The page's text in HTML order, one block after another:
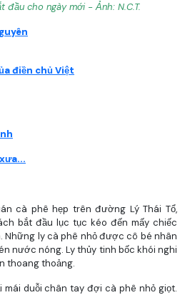
đầu cho ngày mới - Ảnh: N.C.T.
điền chủ Việt
cà phê hẹp trên đường Lý Thái Tổ,
bắt đầu lục tục kéo đến mấy chiếc
Những ly cà phê nhỏ được cô bé nhân
nước nóng. Ly thủy tinh bốc khói nghi
thoang thoảng.
duỗi chân tay đợi cà phê nhỏ giọt.